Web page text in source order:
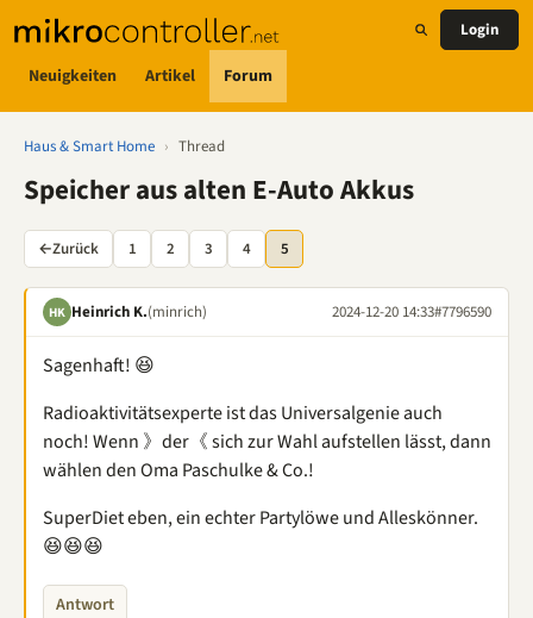
Neuigkeiten Artikel Forum
Login
Haus & Smart Home › Thread
Speicher aus alten E-Auto Akkus
←Zurück 1 2 3 4 5
HK Heinrich K.(minrich) 2024-12-20 14:33#7796590
Sagenhaft! 😆
Radioaktivitätsexperte ist das Universalgenie auch
noch! Wenn 》der《 sich zur Wahl aufstellen lässt, dann
wählen den Oma Paschulke & Co.!
SuperDiet eben, ein echter Partylöwe und Alleskönner.
😆😆😆
Antwort